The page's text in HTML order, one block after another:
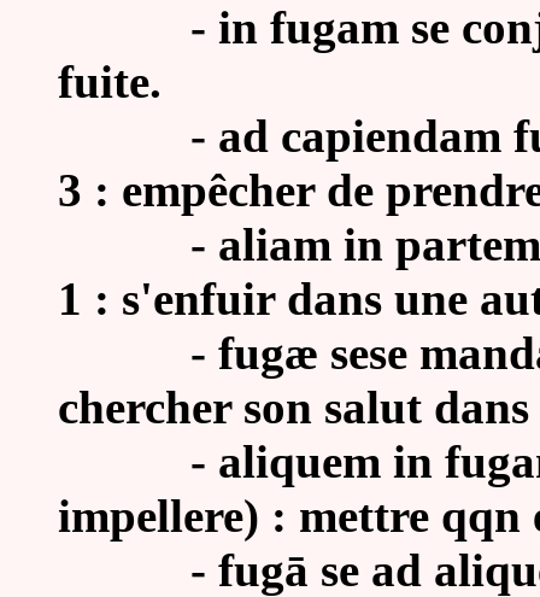
- in fugam se
fuite.
- ad capiendam
3 : empêcher de
- aliam in partem
1 : s'enfuir dans une
- fugæ sese
chercher son salut
- aliquem in fugam
impellere) : mettre qqn
- fugā se ad